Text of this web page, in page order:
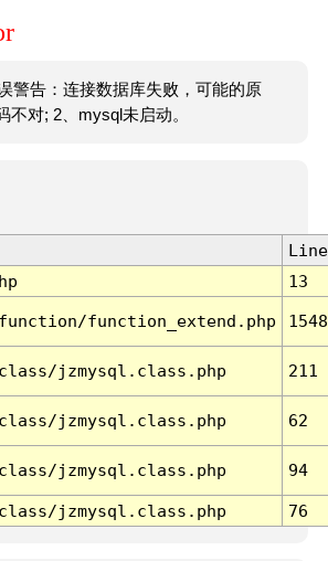
警告：连接数据库失败，可能的原
不对; 2、mysql未启动。
Line
13
function_extend.php 1548
jzmysql.class.php 211
jzmysql.class.php 62
jzmysql.class.php 94
jzmysql.class.php 76